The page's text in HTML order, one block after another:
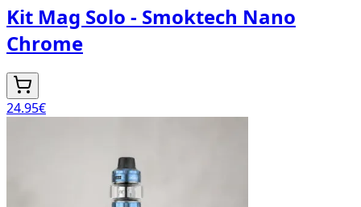
Kit Mag Solo - Smoktech Nano
Chrome
24.95€